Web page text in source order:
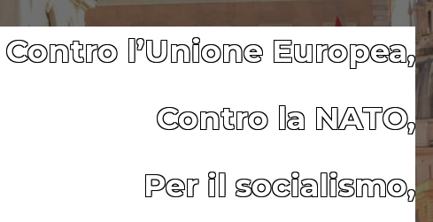
Contro l’Unione Europea,
Contro la NATO,
Per il socialismo,